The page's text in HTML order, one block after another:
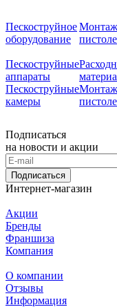
Пескоструйное
оборудование
Пескоструйные
аппараты
Пескоструйные
камеры
Подписаться
на новости и акции
Подписаться
Интернет-магазин
Акции
Бренды
Франшиза
Компания
О компании
Отзывы
Информация